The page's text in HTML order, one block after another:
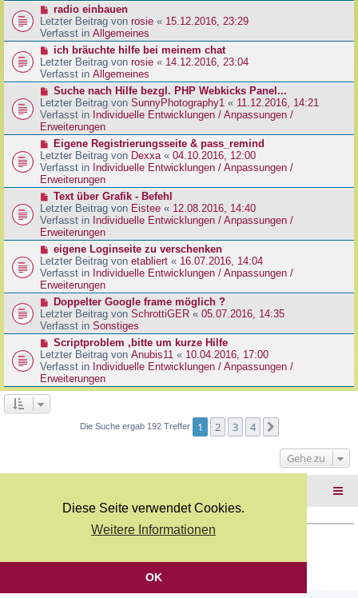
Diese Seite verwendet Cookies.
Weitere Informationen
OK
g
r
a
g
r
B
e
i
r
a
g
N
e
u
e
r
B
e
t
r
a
g
radio einbauen
Letzter Beitrag von rosie « 15.12.2016, 23:29
Verfasst in Allgemeines
N
e
u
e
r
B
e
i
r
a
g
ich bräuchte hilfe bei meinem chat
Letzter Beitrag von rosie « 14.12.2016, 23:04
Verfasst in Allgemeines
N
e
u
e
r
B
e
i
t
a
g
Suche nach Hilfe bezgl. PHP Webkicks Panel...
Letzter Beitrag von SunnyPhotography1 « 11.12.2016, 14:21
Verfasst in Individuelle Entwicklungen / Anpassungen /
Erweiterungen
N
e
u
e
r
B
e
i
t
a
g
Eigene Registrierungsseite & pass_remind
Letzter Beitrag von Dexxa« 04.10.2016, 12:00
Verfasst in Individuelle Entwicklungen / Anpassungen /
Erweiterungen
N
e
u
e
r
B
e
i
t
a
g
Text über Grafik - Befehl
Letzter Beitrag von Eistee « 12.08.2016, 14:40
Verfasst in Individuelle Entwicklungen / Anpassungen /
Erweiterungen
N
e
u
e
r
B
e
i
r
a
g
eigene Loginseite zu verschenken
Letzter Beitrag von etabliert « 16.07.2016, 14:04
Verfasst in Individuelle Entwicklungen / Anpassungen /
Erweiterungen
N
e
u
e
r
B
e
i
t
r
Doppelter Google frame möglich ?
Letzter Beitrag von SchrottiGER « 05.07.2016, 14:35
Verfasst in Sonstiges
N
e
u
e
r
e
g
Scriptproblem ,bitte um kurze Hilfe
Letzter Beitrag von Anubis11 « 10.04.2016, 17:00
Verfasst in Individuelle Entwicklungen / Anpassungen /
Erweiterungen
Die Suche ergab 192 Treffer 1 2 3 4
Gehe zu
Deutsche Übersetzung durchphpBB.de